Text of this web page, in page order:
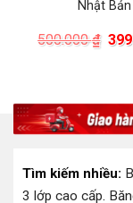
Nhật Bản
500.000₫ Giá
₫.
Tìm kiếm nhiều:
3 lớp cao cấp.